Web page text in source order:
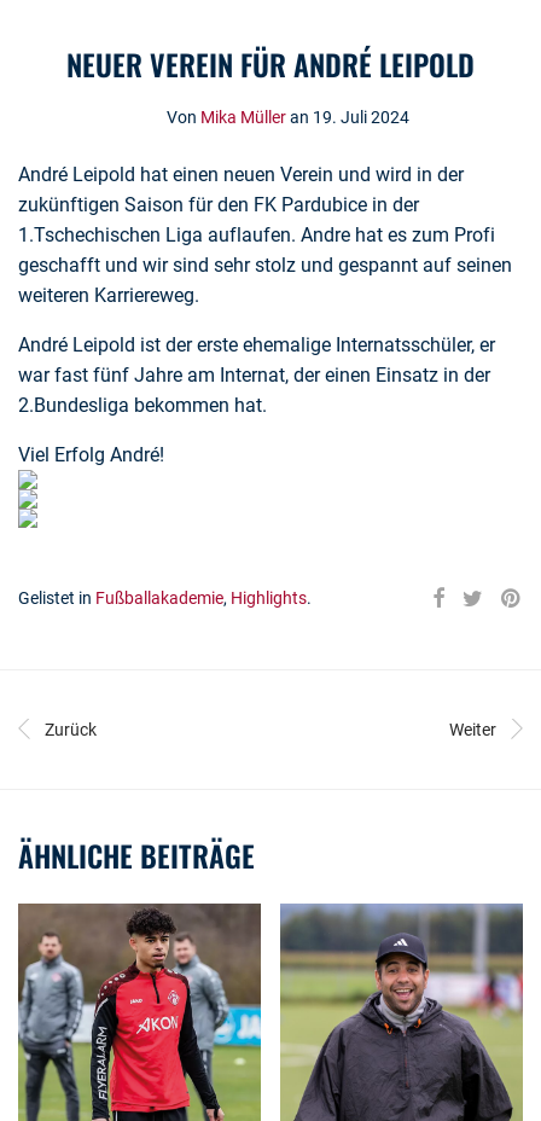
NEUER VEREIN FÜR ANDRÉ LEIPOLD
Von Mika Mülleran 19. Juli 2024
André Leipold hat einen neuen Verein und wird in der
zukünftigen Saison für den FK Pardubice in der
1.Tschechischen Liga auflaufen. Andre hat es zum Profi
geschafft und wir sind sehr stolz und gespannt auf seinen
weiteren Karriereweg.
André Leipold ist der erste ehemalige Internatsschüler, er
war fast fünf Jahre am Internat, der einen Einsatz in der
2.Bundesliga bekommen hat.
Viel Erfolg André!
Gelistet in Fußballakademie, Highlights.
Zurück Weiter
ÄHNLICHE BEITRÄGE